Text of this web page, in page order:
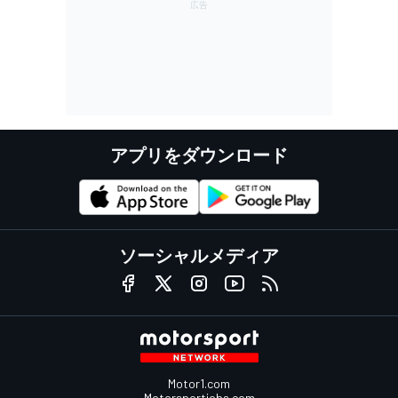
アプリをダウンロード
ソーシャルメディア
Motor1.com